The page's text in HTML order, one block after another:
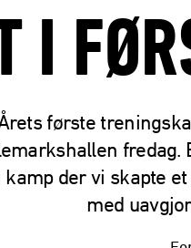
I
første
kamp der vi skapte
med